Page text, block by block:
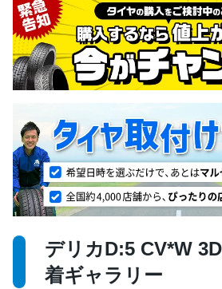
デリカD:5 CV*W
着ギャラリー